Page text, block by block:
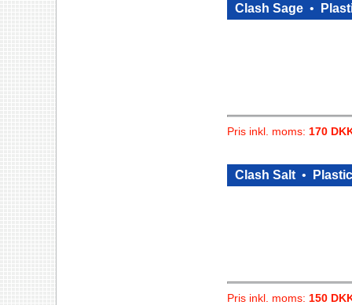
Clash Sage •
Pris inkl. moms: 170
Clash Salt •
Pris inkl. moms: 150